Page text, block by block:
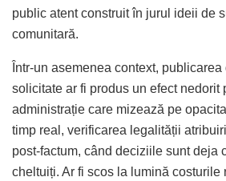
public atent construit în jurul ideii de
comunitară.
Într-un asemenea context,
solicitate ar fi produs un efect nedorit
administrație care mizează pe
timp real, verificarea legalității
post-factum, când deciziile sunt deja
cheltuiți. Ar fi scos la lumină costurile